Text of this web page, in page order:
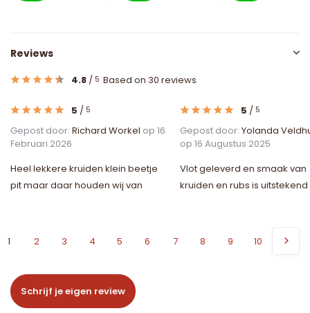
Reviews
4.8 / 5 Based on 30 reviews
5 / 5
Gepost door: Richard Workel op 16
Februari 2026
Heel lekkere kruiden klein beetje
pit maar daar houden wij van
5 / 5
Gepost door: Yolanda
op 16 Augustus 2025
Vlot geleverd en smaak van
kruiden en rubs is uitstekend
1 2 3 4 5 6 7 8 9 10
Schrijf je eigen review